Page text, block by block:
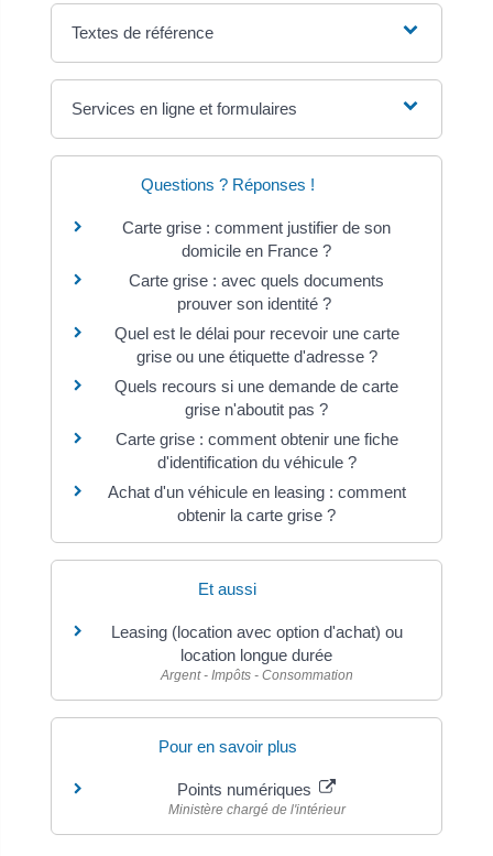
Textes de référence
Services en ligne et formulaires
Questions ? Réponses !
Carte grise : comment justifier de son
domicile en France ?
Carte grise : avec quels documents
prouver son identité ?
Quel est le délai pour recevoir une carte
grise ou une étiquette d'adresse ?
Quels recours si une demande de carte
grise n'aboutit pas ?
Carte grise : comment obtenir une fiche
d'identification du véhicule ?
Achat d'un véhicule en leasing : comment
obtenir la carte grise ?
Et aussi
Leasing (location avec option d'achat) ou
location longue durée
Argent - Impôts - Consommation
Pour en savoir plus
Points numériques
Ministère chargé de l'intérieur